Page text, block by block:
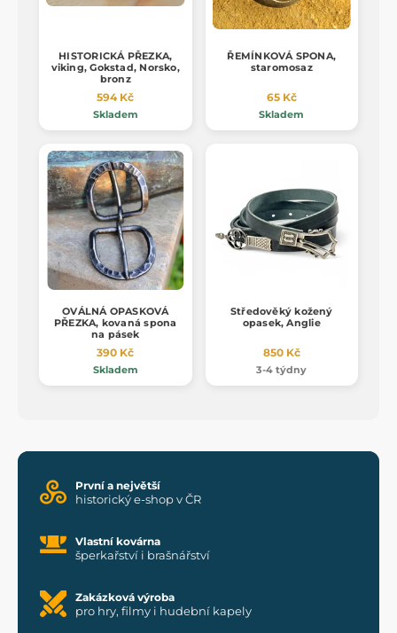
HISTORICKÁ PŘEZKA,
viking, Gokstad, Norsko,
bronz
594 Kč
Skladem
ŘEMÍNKOVÁ SPONA,
staromosaz
65 Kč
Skladem
OVÁLNÁ OPASKOVÁ
PŘEZKA, kovaná spona
na pásek
390 Kč
Skladem
Středověký kožený
opasek, Anglie
850 Kč
3-4 týdny
První a největší
historický e-shop v ČR
Vlastní kovárna
šperkařství i brašnářství
Zakázková výroba
pro hry, filmy i hudební kapely